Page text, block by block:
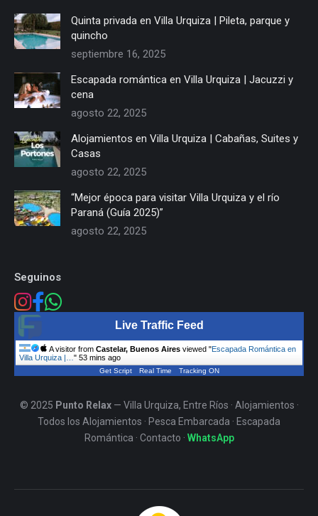
Quinta privada en Villa Urquiza | Pileta, parque y
quincho
septiembre 16, 2025
Escapada romántica en Villa Urquiza | Jacuzzi y
cena
agosto 22, 2025
Alojamientos en Villa Urquiza | Cabañas, Suites y
Casas
agosto 22, 2025
“Mejor época para visitar Villa Urquiza y el río
Paraná (Guía 2025)”
agosto 22, 2025
Seguinos
Live Traffic Feed
A visitor from Castelar, Buenos Aires viewed "Escapada Romántica en
Villa Urquiza |… " 53 mins ago
Get Script Real Time Tracking ON
© 2025 Punto Relax— Villa Urquiza, Entre Ríos · Alojamientos ·
Todos los Alojamientos · Pesca Embarcada · Escapada
Romántica · Contacto · WhatsApp